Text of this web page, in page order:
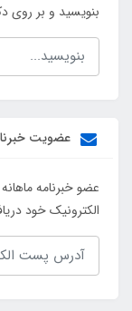
بنویسید و بر روی
عضویت
عضو خبرنامه
الکترونیک خود